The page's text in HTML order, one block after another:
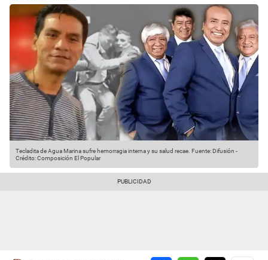
Tecladita de Agua Marina sufre hemorragia interna y su salud recae. Fuente: Difusión -
Crédito: Composición El Popular